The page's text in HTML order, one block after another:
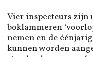
Vier inspecteurs zijn
boklammeren
nemen en de
kunnen worden